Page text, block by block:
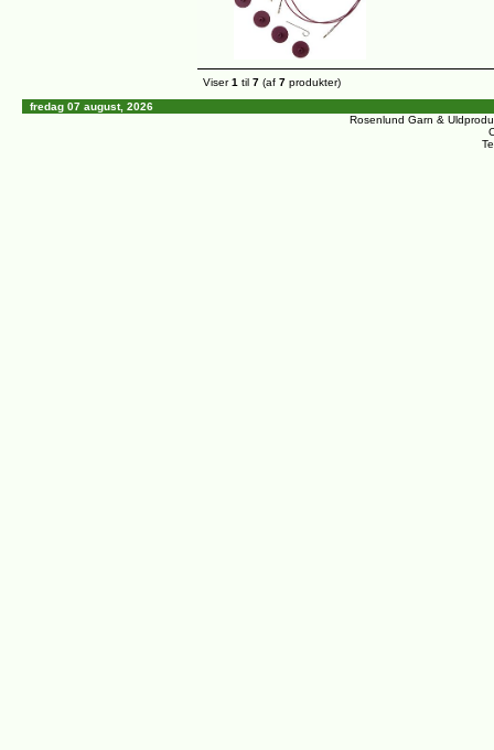
Viser1 til 7 (af 7 produkter)
fredag 07 august, 2026
Rosenlund Garn &